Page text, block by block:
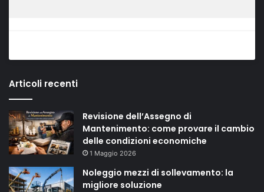
Articoli recenti
Revisione dell’Assegno di
Mantenimento: come provare il cambio
delle condizioni economiche
1 Maggio 2026
Noleggio mezzi di sollevamento: la
migliore soluzione